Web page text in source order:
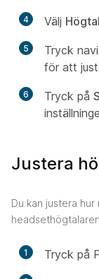
4 Välj
5
Tryck
för att
6 Tryck på
Justera
Du kan justera
1 Tryck på